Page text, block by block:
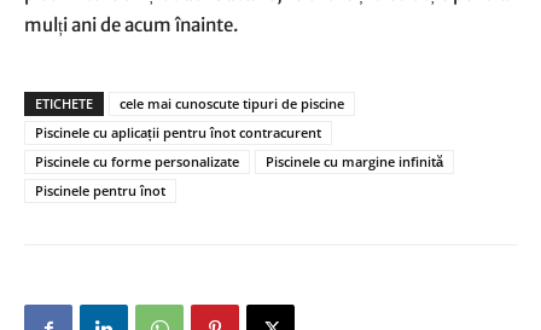
mulți ani de acum înainte.
ETICHETE
cele mai cunoscute tipuri de piscine
Piscinele cu aplicații pentru înot contracurent
Piscinele cu forme personalizate
Piscinele cu margine infinită
Piscinele pentru înot